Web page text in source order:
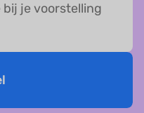
je voorstelling